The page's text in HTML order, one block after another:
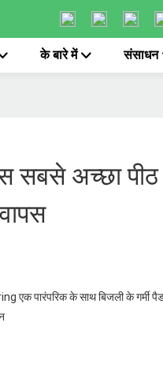
के बारे में संसाधन
सबसे अच्छा
एक पारंपरिक के साथ बिजली के गर्मी